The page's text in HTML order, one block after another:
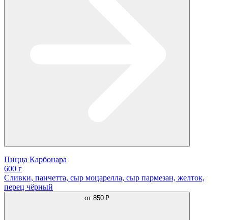
Пицца Карбонара
600 г
Сливки, панчетта, сыр моцарелла, сыр пармезан, желток,
перец чёрный
от 850 ₽